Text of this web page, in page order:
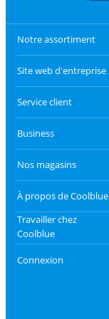
Notre assortiment
Site web d'entreprise
Service client
Business
Nos magasins
À propos de Coolblue
Travailler chez
Coolblue
Connexion